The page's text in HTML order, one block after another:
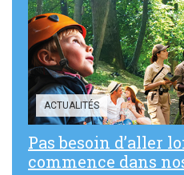
Sortir à Ste
ACTUALITÉS
Pas besoin d’aller
commence dans